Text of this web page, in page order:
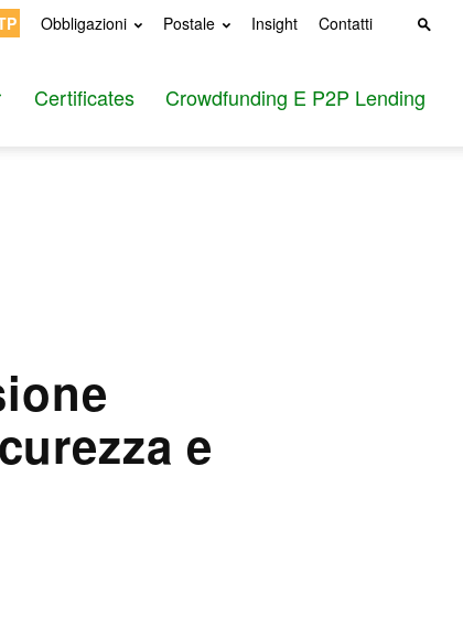
Obbligazioni Postale Insight Contatti
Certificates Crowdfunding E P2P Lending
e